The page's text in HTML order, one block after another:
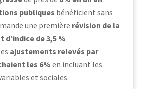
publiques bénéficient sans
une première révision de la
d’indice de 3,5 %
ajustements relevés par
les 6%en incluant les
et sociales.